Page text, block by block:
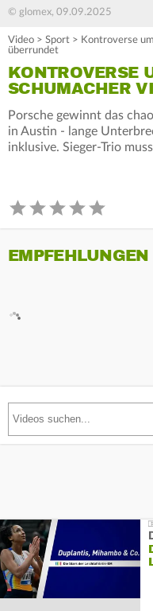
© glomex, 09.09.2025
Video > Sport > Kontroverse
überrundet
KONTROVERSE
SCHUMACHER
Porsche gewinnt das
in Austin - lange
inklusive. Sieger-Trio
EMPFEHLUNGEN